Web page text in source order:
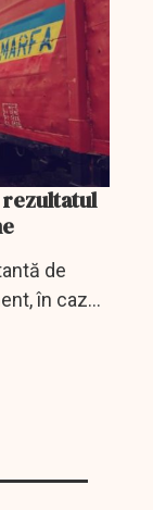
rezultatul
de
în cazul
în urma